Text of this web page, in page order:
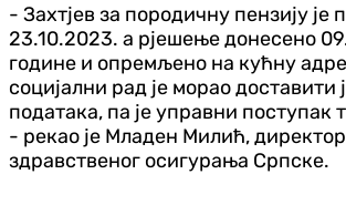
- Захтјев за породичну пензију је
23.10.2023. а рјешење донесено
године и опремљено на кућну
социјални рад је морао доставити
података, па је управни поступак
- рекао је Младен Милић,
здравственог осигурања Српске.